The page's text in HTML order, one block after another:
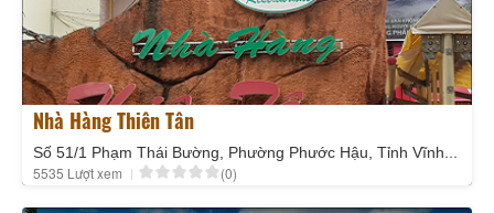
Nhà Hàng Thiên Tân
Số 51/1 Phạm Thái Bường, Phường Phước Hậu, Tỉnh Vĩnh Long
5535 Lượt xem
(0)